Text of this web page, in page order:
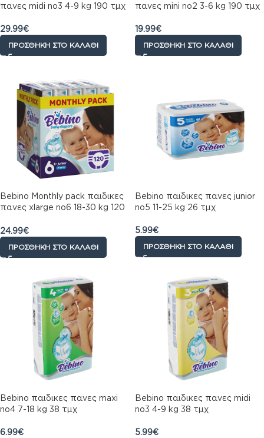
πανες midi no3 4-9 kg 190 τμχ
29.99€
ΠΡΟΣΘΉΚΗ ΣΤΟ ΚΑΛΆΘΙ
πανες mini no2 3-6 kg 190 τμχ
19.99€
ΠΡΟΣΘΉΚΗ ΣΤΟ ΚΑΛΆΘΙ
Bebino Monthly pack παιδικες
πανες xlarge no6 18-30 kg 120
24.99€
ΠΡΟΣΘΉΚΗ ΣΤΟ ΚΑΛΆΘΙ
Bebino παιδικες πανες junior
no5 11-25 kg 26 τμχ
5.99€
ΠΡΟΣΘΉΚΗ ΣΤΟ ΚΑΛΆΘΙ
Bebino παιδικες πανες maxi
no4 7-18 kg 38 τμχ
6.99€
Bebino παιδικες πανες midi
no3 4-9 kg 38 τμχ
5.99€